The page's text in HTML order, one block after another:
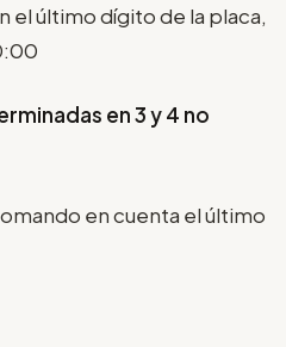
el último dígito de la placa,
en 3 y 4 no
en cuenta el último